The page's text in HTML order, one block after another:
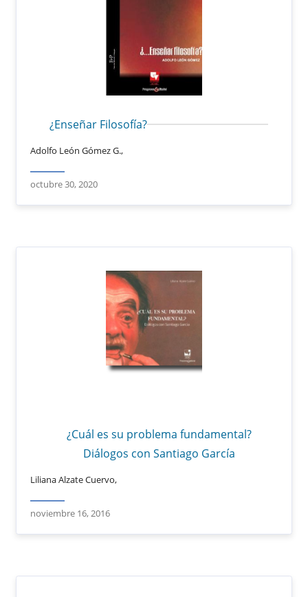
¿Enseñar Filosofía?
Adolfo León Gómez G.,
octubre 30, 2020
¿Cuál es su problema fundamental?
Diálogos con Santiago García
Liliana Alzate Cuervo,
noviembre 16, 2016